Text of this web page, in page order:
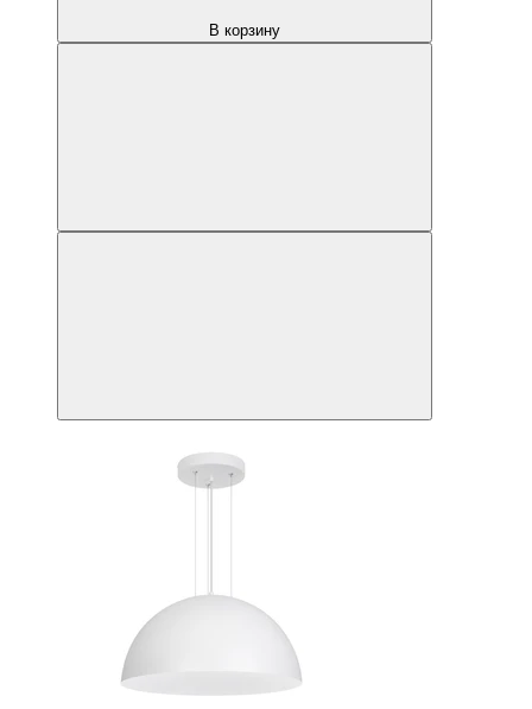
В корзину